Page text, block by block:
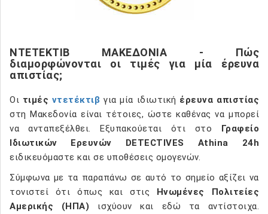
ΝΤΕΤΕΚΤΙΒ ΜΑΚΕΔΟΝΙΑ - Πώς
διαμορφώνονται οι τιμές για μία έρευνα
απιστίας;
Οι τιμές ντετέκτιβ για μία ιδιωτική έρευνα απιστίας
στη Μακεδονία είναι τέτοιες, ώστε καθένας να μπορεί
να ανταπεξέλθει. Εξυπακούεται ότι στο Γραφείο
Ιδιωτικών Ερευνών DETECTIVES Athina 24h
ειδικευόμαστε και σε υποθέσεις ομογενών.
Σύμφωνα με τα παραπάνω σε αυτό το σημείο αξίζει να
τονιστεί ότι όπως και στις Ηνωμένες Πολιτείες
Αμερικής (ΗΠΑ) ισχύουν και εδώ τα αντίστοιχα.